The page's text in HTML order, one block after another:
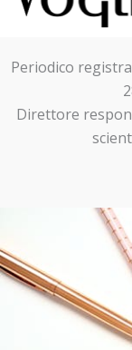
Periodico
Direttore